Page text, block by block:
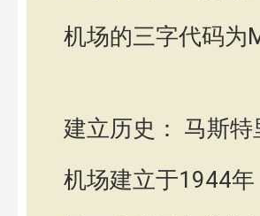
机场的三字代码为
建立历史： 马斯特
机场建立于1944年